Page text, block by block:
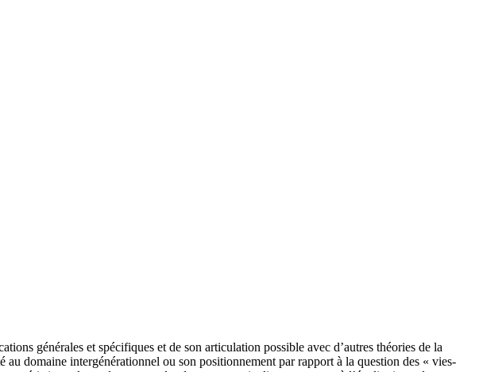
générales et spécifiques et de son articulation possible avec d’autres théories de la
domaine intergénérationnel ou son positionnement par rapport à la question des « vies-